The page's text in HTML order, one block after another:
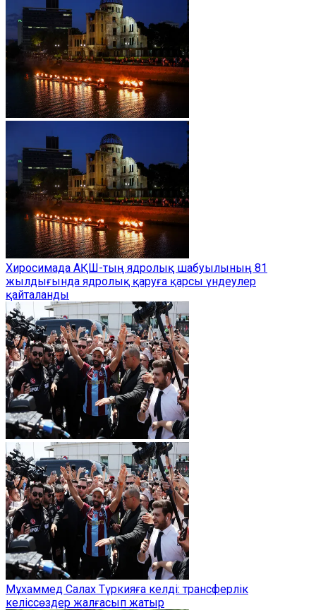
Хиросимада АҚШ-тың ядролық шабуылының 81
жылдығында ядролық қаруға қарсы үндеулер
қайталанды
Мұхаммед Салах Түркияға келді: трансферлік
келіссөздер жалғасып жатыр